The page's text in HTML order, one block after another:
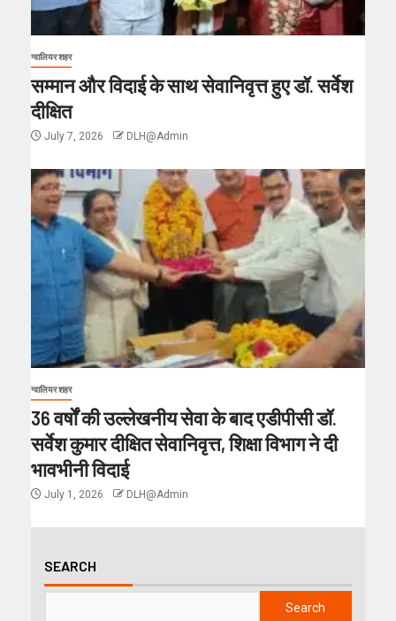
ग्वालियर शहर
सम्मान और विदाई के साथ सेवानिवृत्त हुए डॉ. सर्वेश
दीक्षित
July 7, 2026 DLH@Admin
ग्वालियर शहर
36 वर्षों की उल्लेखनीय सेवा के बाद एडीपीसी डॉ.
सर्वेश कुमार दीक्षित सेवानिवृत्त, शिक्षा विभाग ने दी
भावभीनी विदाई
July 1, 2026 DLH@Admin
SEARCH
Search